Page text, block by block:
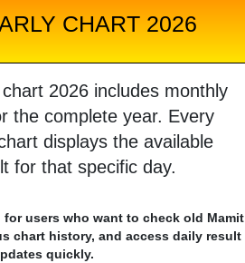
CHART 2026
2026 includes monthly
the complete year. Every
displays the available
for that specific day.
users who want to check old Mamit
chart history, and access daily result
quickly.